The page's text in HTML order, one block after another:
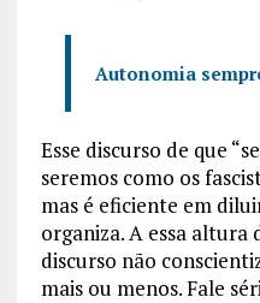
Autonomia
Esse discurso de que
seremos como os
mas é eficiente em
organiza. A essa altura
discurso não
mais ou menos. Fale